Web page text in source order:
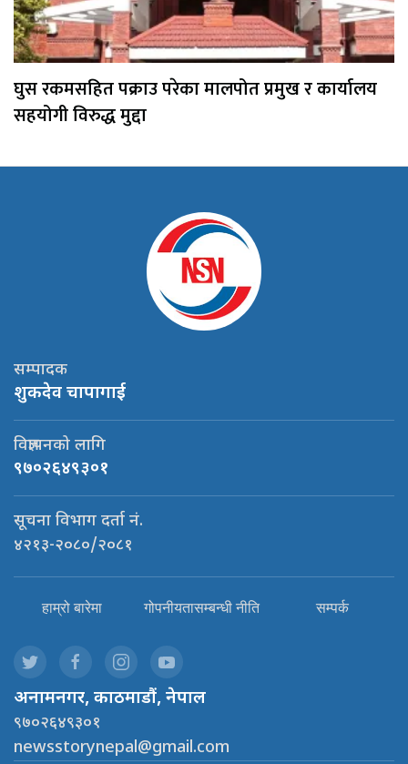
घुस रकमसहित पक्राउ परेका मालपोत प्रमुख र कार्यालय
सहयोगी विरुद्ध मुद्दा
सम्पादक
शुकदेव चापागाई
विज्ञापनको लागि
९७०२६४९३०१
सूचना विभाग दर्ता नं.
४२१३-२०८०/२०८१
हाम्रो बारेमा गोपनीयतासम्बन्धी नीति सम्पर्क
अनामनगर, काठमाडौं, नेपाल
९७०२६४९३०१
newsstorynepal@gmail.com